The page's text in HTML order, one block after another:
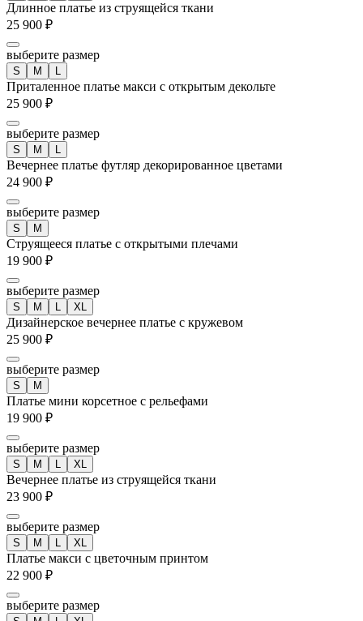
Длинное платье из струящейся ткани
25 900 ₽
выберите размер
S M L
Приталенное платье макси с открытым декольте
25 900 ₽
выберите размер
S M L
Вечернее платье футляр декорированное цветами
24 900 ₽
выберите размер
S M
Струящееся платье с открытыми плечами
19 900 ₽
выберите размер
S M L XL
Дизайнерское вечернее платье с кружевом
25 900 ₽
выберите размер
S M
Платье мини корсетное с рельефами
19 900 ₽
выберите размер
S M L XL
Вечернее платье из струящейся ткани
23 900 ₽
выберите размер
S M L XL
Платье макси с цветочным принтом
22 900 ₽
выберите размер